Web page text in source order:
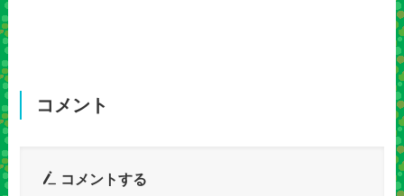
コメント
コメントする